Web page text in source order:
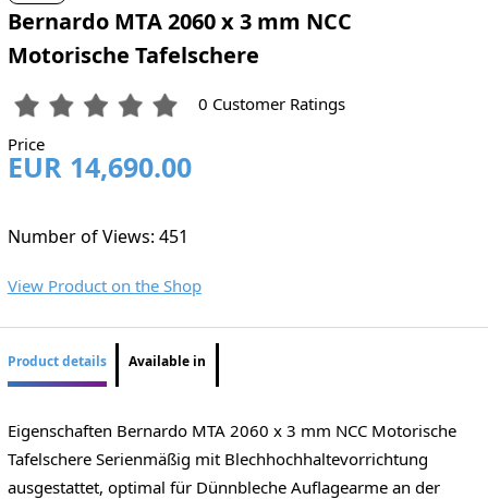
Bernardo MTA 2060 x 3 mm NCC
Motorische Tafelschere
0 Customer Ratings
Price
EUR 14,690.00
Number of Views: 451
View Product on the Shop
Product details Available in
Eigenschaften Bernardo MTA 2060 x 3 mm NCC Motorische
Tafelschere Serienmäßig mit Blechhochhaltevorrichtung
ausgestattet, optimal für Dünnbleche Auflagearme an der